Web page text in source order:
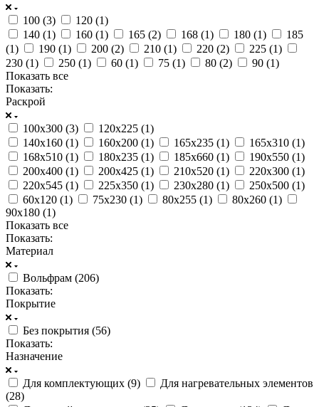
100 (3) 120 (1)
140 (1) 160 (1) 165 (2) 168 (1) 180 (1)
185
(1) 190 (1) 200 (2) 210 (1) 220 (2) 225 (1)
230 (1) 250 (1) 60 (1) 75 (1) 80 (2) 90 (1)
Показать все
Показать:
Раскрой
100х300 (3) 120х225 (1)
140х160 (1) 160х200 (1) 165х235 (1) 165х310 (1)
168х510 (1) 180х235 (1) 185х660 (1) 190х550 (1)
200х400 (1) 200х425 (1) 210х520 (1) 220х300 (1)
220х545 (1) 225х350 (1) 230х280 (1) 250х500 (1)
60х120 (1) 75х230 (1) 80х255 (1) 80х260 (1)
90х180 (1)
Показать все
Показать:
Материал
Вольфрам (206)
Показать:
Покрытие
Без покрытия (56)
Показать:
Назначение
Для комплектующих (9)
Для нагревательных элементов
(28)